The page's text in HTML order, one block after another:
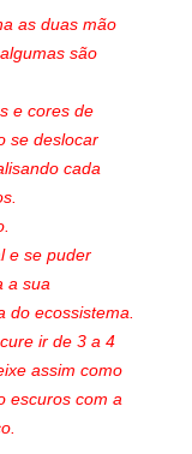
as duas mão
são
e cores de
se deslocar
cada
e se puder
a sua
do ecossistema.
ir de 3 a 4
assim como
escuros com a